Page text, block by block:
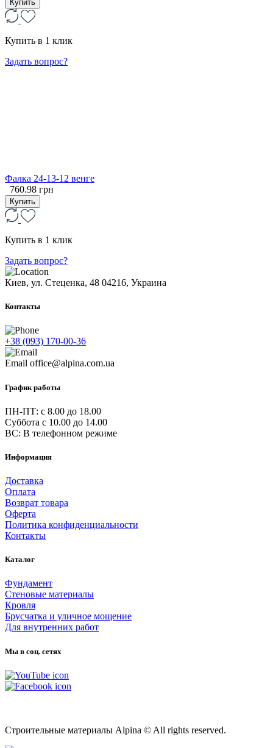
Купить
Купить в 1 клик
Задать вопрос?
Фалка 24-13-12 венге
760.98 грн
Купить
Купить в 1 клик
Задать вопрос?
Киев, ул. Стеценка, 48 04216, Украина
Контакты
+38 (093) 170-00-36
Email office@alpina.com.ua
График работы
ПН-ПТ: c 8.00 до 18.00
Суббота с 10.00 до 14.00
ВС: В телефонном режиме
Информация
Доставка
Оплата
Возврат товара
Оферта
Политика конфиденциальности
Контакты
Каталог
Фундамент
Стеновые материалы
Кровля
Брусчатка и уличное мощение
Для внутренних работ
Мы в соц. сетях
Строительные материалы Alpina © All rights reserved.